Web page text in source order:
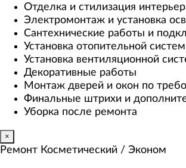
Отделка и стилизация
Электромонтаж и установка
Сантехнические работы и
Установка отопительной
Установка вентиляционной
Декоративные работы
Монтаж дверей и окон по
Финальные штрихи и
Уборка после ремонта
×
Ремонт Косметический / Эконом​